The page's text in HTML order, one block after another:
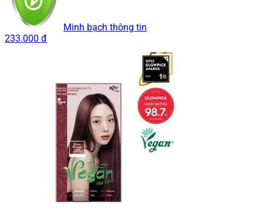
Minh bạch thông tin
233.000 đ